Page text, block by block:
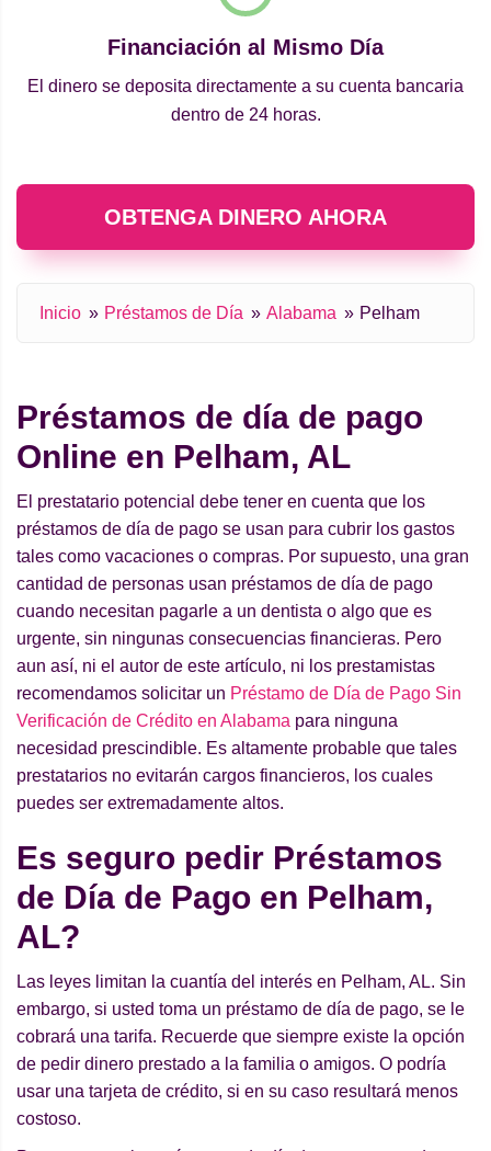
Financiación al Mismo Día
El dinero se deposita directamente a su cuenta bancaria
dentro de 24 horas.
OBTENGA DINERO AHORA
Inicio Préstamos de Día Alabama Pelham
Préstamos de día de pago
Online en Pelham, AL
El prestatario potencial debe tener en cuenta que los
préstamos de día de pago se usan para cubrir los gastos
tales como vacaciones o compras. Por supuesto, una gran
cantidad de personas usan préstamos de día de pago
cuando necesitan pagarle a un dentista o algo que es
urgente, sin ningunas consecuencias financieras. Pero
aun así, ni el autor de este artículo, ni los prestamistas
recomendamos solicitar un Préstamo de Día de Pago Sin
Verificación de Crédito en Alabama para ninguna
necesidad prescindible. Es altamente probable que tales
prestatarios no evitarán cargos financieros, los cuales
puedes ser extremadamente altos.
Es seguro pedir Préstamos
de Día de Pago en Pelham,
AL?
Las leyes limitan la cuantía del interés en Pelham, AL. Sin
embargo, si usted toma un préstamo de día de pago, se le
cobrará una tarifa. Recuerde que siempre existe la opción
de pedir dinero prestado a la familia o amigos. O podría
usar una tarjeta de crédito, si en su caso resultará menos
costoso.